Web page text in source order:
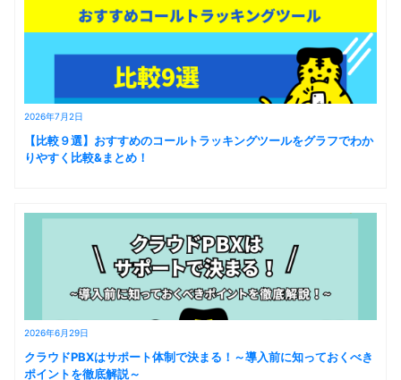
2026年7月2日
【比較９選】おすすめのコールトラッキングツールをグラフでわか
りやすく比較&まとめ！
2026年6月29日
クラウドPBXはサポート体制で決まる！～導入前に知っておくべき
ポイントを徹底解説～